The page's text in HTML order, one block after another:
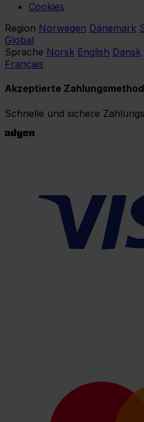
Cookies
Region Norwegen Dänemark
Global
Sprache Norsk English Dansk
Français
Akzeptierte
Schnelle und sichere